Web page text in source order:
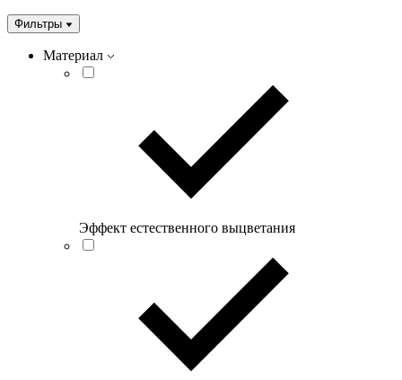
Фильтры
Материал
Эффект естественного выцветания